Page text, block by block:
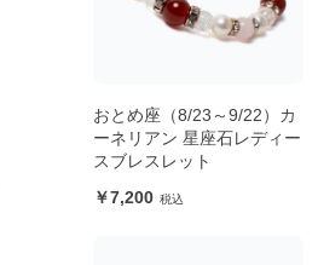
おとめ座（8/23～9/22）カ
ーネリアン 星座石レディー
スブレスレット
7,200